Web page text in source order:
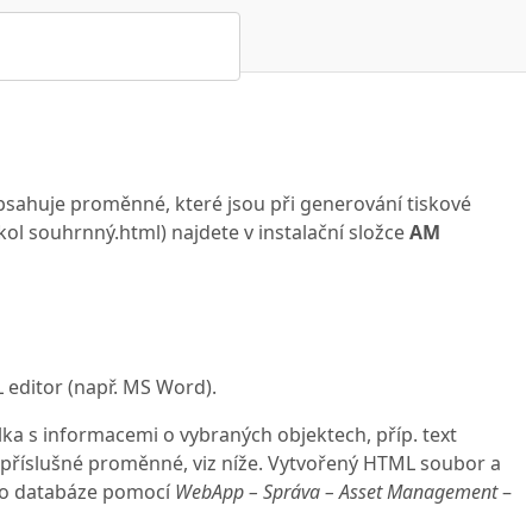
proměnné, které jsou při generování tiskové
souhrnný.html) najdete v instalační složceAM
(např. MS Word).
s informacemi o vybraných objektech, příp. text
proměnné, viz níže. Vytvořený HTML soubor a
databáze pomocí WebApp – Správa – Asset Management–